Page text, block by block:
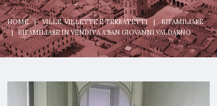
HOME VILLE, VILLETTE E TERRATETTI
BIFAMILIARE
BIFAMILIARE IN VENDITA A SAN GIOVANNI VALDARNO